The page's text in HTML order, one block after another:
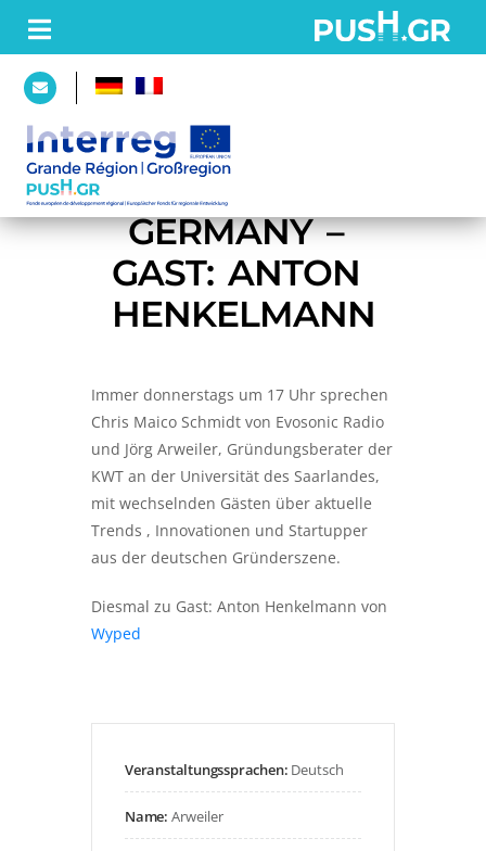
D’ACCUEIL
ACTUALITÉS
INNOVATION
GERMANY –
GAST: ANTON
HENKELMANN
Immer donnerstags um 17 Uhr sprechen
Chris Maico Schmidt von Evosonic Radio
und Jörg Arweiler, Gründungsberater der
KWT an der Universität des Saarlandes,
mit wechselnden Gästen über aktuelle
Trends , Innovationen und Startupper
aus der deutschen Gründerszene.
Diesmal zu Gast: Anton Henkelmann von
Wyped
Veranstaltungssprachen: Deutsch
Name: Arweiler